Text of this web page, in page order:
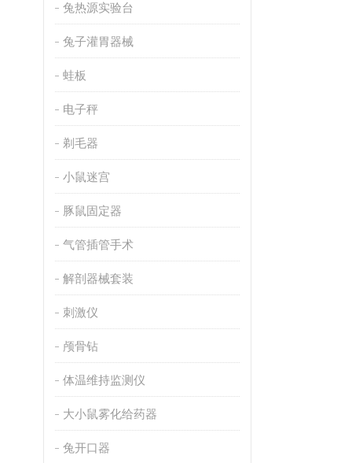
兔热源实验台
兔子灌胃器械
蛙板
电子秤
剃毛器
小鼠迷宫
豚鼠固定器
气管插管手术
解剖器械套装
刺激仪
颅骨钻
体温维持监测仪
大小鼠雾化给药器
兔开口器